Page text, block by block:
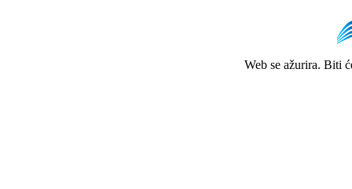
Web se ažurira. Biti